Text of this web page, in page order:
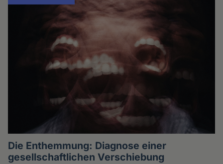
Die Enthemmung: Diagnose einer
gesellschaftlichen Verschiebung